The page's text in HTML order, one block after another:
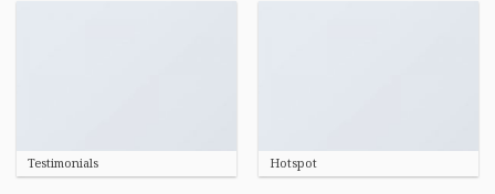
Testimonials Hotspot